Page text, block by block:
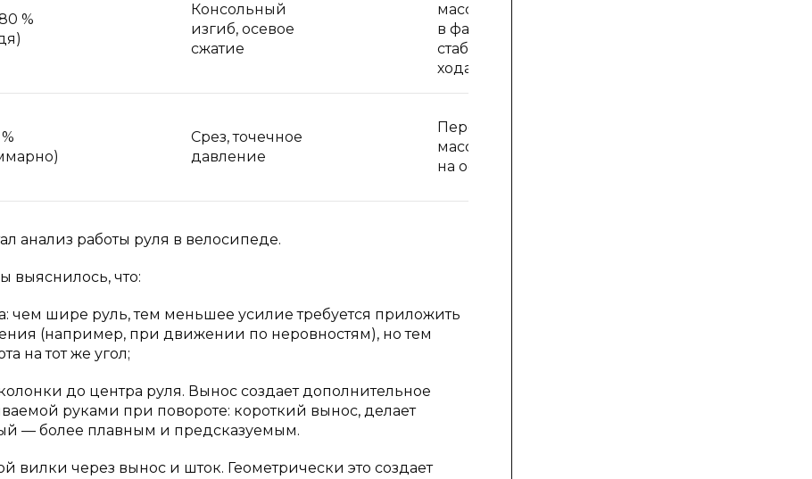
%
Консольный
изгиб, осевое
сжатие
масса райдера
в фазе отдыха/
стабильного
хода.
Срез, точечное
давление
Передача всей
массы системы
на оси колес.
анализ работы руля в велосипеде.
выяснилось, что:
шире руль, тем меньшее усилие требуется приложить
(например, при движении по неровностям), но тем
на тот же угол;
до центра руля. Вынос создает дополнительное
руками при повороте: короткий вынос, делает
— более плавным и предсказуемым.
вилки через вынос и шток. Геометрически это создает